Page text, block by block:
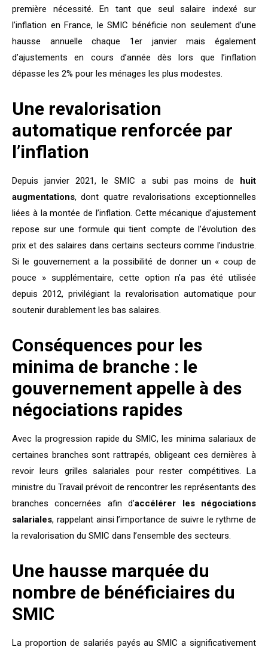
première nécessité. En tant que seul salaire indexé sur
l’inflation en France, le SMIC bénéficie non seulement d’une
hausse annuelle chaque 1er janvier mais également
d’ajustements en cours d’année dès lors que l’inflation
dépasse les 2% pour les ménages les plus modestes.
Une revalorisation
automatique renforcée par
l’inflation
Depuis janvier 2021, le SMIC a subi pas moins de huit
augmentations, dont quatre revalorisations exceptionnelles
liées à la montée de l’inflation. Cette mécanique d’ajustement
repose sur une formule qui tient compte de l’évolution des
prix et des salaires dans certains secteurs comme l’industrie.
Si le gouvernement a la possibilité de donner un « coup de
pouce » supplémentaire, cette option n’a pas été utilisée
depuis 2012, privilégiant la revalorisation automatique pour
soutenir durablement les bas salaires.
Conséquences pour les
minima de branche : le
gouvernement appelle à des
négociations rapides
Avec la progression rapide du SMIC, les minima salariaux de
certaines branches sont rattrapés, obligeant ces dernières à
revoir leurs grilles salariales pour rester compétitives. La
ministre du Travail prévoit de rencontrer les représentants des
branches concernées afin d’accélérer les négociations
salariales, rappelant ainsi l’importance de suivre le rythme de
la revalorisation du SMIC dans l’ensemble des secteurs.
Une hausse marquée du
nombre de bénéficiaires du
SMIC
La proportion de salariés payés au SMIC a significativement